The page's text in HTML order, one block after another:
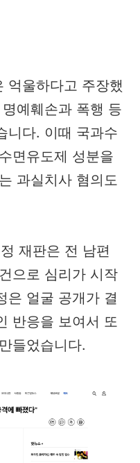
억울하다고 주장했
예훼손과 폭행 등
니다. 이때 국과수
면유도제 성분을
과실치사 혐의도
재판은 전 남편
으로 심리가 시작
은 얼굴 공개가 결
반응을 보여서 또
들었습니다.